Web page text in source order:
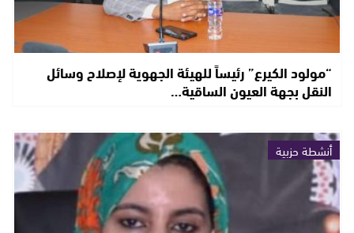
“مولود الكيرع” رئيساً للهيئة الجهوية لإصلاح وسائل
النقل بجهة العيون الساقية…
أنشطة حزبية